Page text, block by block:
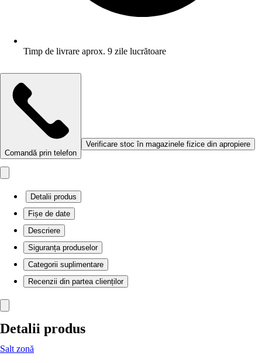
Timp de livrare aprox. 9 zile lucrătoare
Comandă prin telefon
Verificare stoc în magazinele fizice din apropiere
Detalii produs
Fișe de date
Descriere
Siguranța produselor
Categorii suplimentare
Recenzii din partea clienților
Detalii produs
Salt zonă